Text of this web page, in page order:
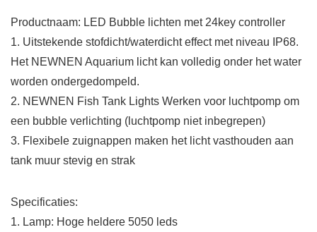
Productnaam: LED Bubble lichten met 24key controller
1. Uitstekende stofdicht/waterdicht effect met niveau IP68.
Het NEWNEN Aquarium licht kan volledig onder het water
worden ondergedompeld.
2. NEWNEN Fish Tank Lights Werken voor luchtpomp om
een bubble verlichting (luchtpomp niet inbegrepen)
3. Flexibele zuignappen maken het licht vasthouden aan
tank muur stevig en strak
Specificaties:
1. Lamp: Hoge heldere 5050 leds